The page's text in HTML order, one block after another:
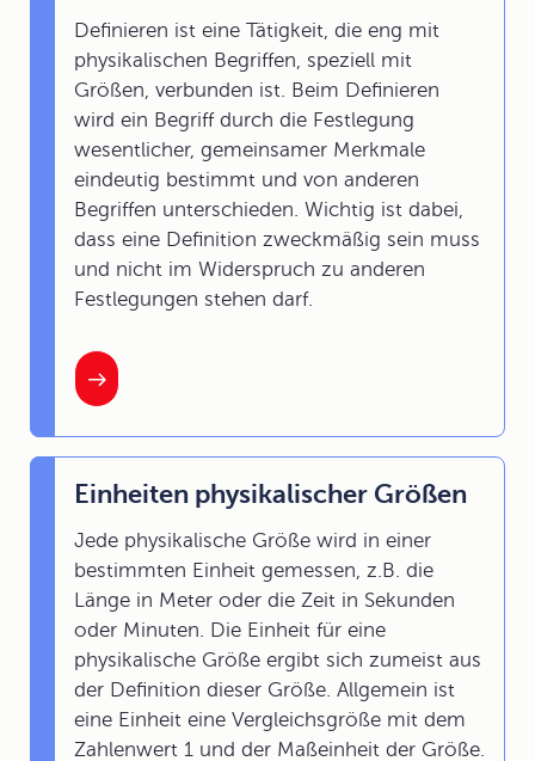
Definieren ist eine Tätigkeit, die eng mit
physikalischen Begriffen, speziell mit
Größen, verbunden ist. Beim Definieren
wird ein Begriff durch die Festlegung
wesentlicher, gemeinsamer Merkmale
eindeutig bestimmt und von anderen
Begriffen unterschieden. Wichtig ist dabei,
dass eine Definition zweckmäßig sein muss
und nicht im Widerspruch zu anderen
Festlegungen stehen darf.
Einheiten physikalischer Größen
Jede physikalische Größe wird in einer
bestimmten Einheit gemessen, z.B. die
Länge in Meter oder die Zeit in Sekunden
oder Minuten. Die Einheit für eine
physikalische Größe ergibt sich zumeist aus
der Definition dieser Größe. Allgemein ist
eine Einheit eine Vergleichsgröße mit dem
Zahlenwert 1 und der Maßeinheit der Größe.